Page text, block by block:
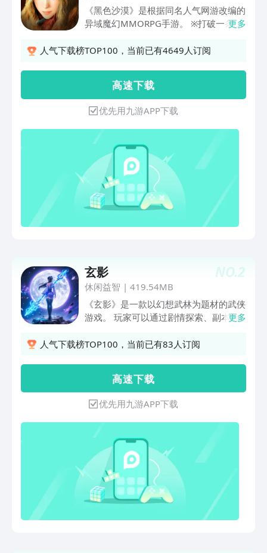
《黑色沙漠》是根据同名人气网游改编的
异域魔幻MMORPG手游。 ※打破一条龙
验； ※奇幻异域风情超大世界，畅快探索
丝的捏脸技术，千人千面感受别样休闲社
交玩法； ※国服专享东方神秘角色，蕴藏
无限可能； 一同上路，让冒险不再孤单~
准备好和冒险家们一起踏上这奇幻的新世
界旅途了吗？
更多
人气下载榜TOP100，当前已有4649人订阅
高 速 下 载
优先用九游APP下载
NO.2
玄影
休闲益智 | 419.54MB
《玄影》是一款以幻想武林为题材的武侠
游戏。 玩家可以通过剧情探索、副本挑
自由切换，转生突破无上绝学 上古大神
千山，独影入九州；点亮战火，创造新武
学传奇，扬我中原武林之光！ 此同时，
游戏深植纯正国风修真底蕴，为您揭开更
宏大的仙侠史诗。在武侠之上，探寻修仙
长生的秘辛!
更多
人气下载榜TOP100，当前已有83人订阅
高 速 下 载
优先用九游APP下载